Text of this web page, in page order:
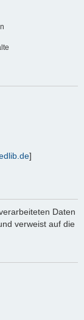
]
Daten
verweist auf die